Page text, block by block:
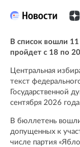
В список вошли
пройдет с 18 по
Центральная
текст
Государственной
сентября 2026
В бюллетень
допущенных к
числе партия